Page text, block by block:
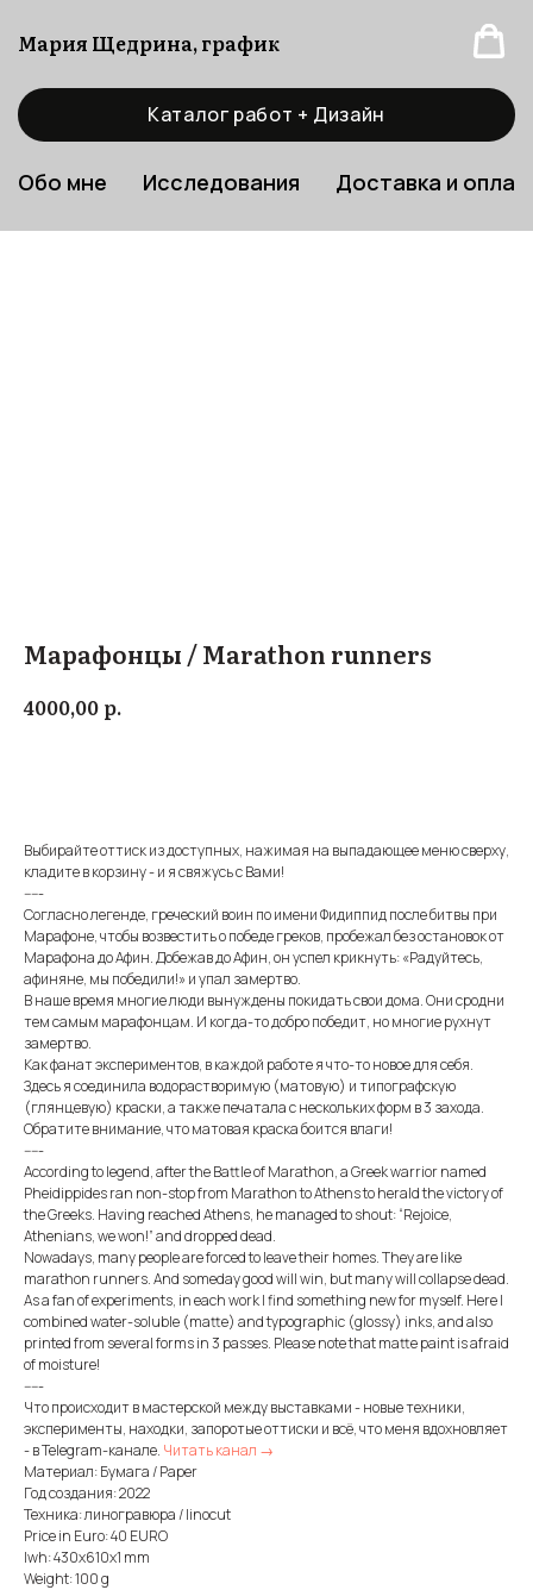
Мария Щедрина, график
Каталог работ + Дизайн
Обо мне Исследования Доставка и
Марафонцы / Marathon runners
4000,00 р.
Выбирайте оттиск из доступных, нажимая на выпадающее меню сверху,
кладите в корзину - и я свяжусь с Вами!
-----
Согласно легенде, греческий воин по имени Фидиппид после битвы при
Марафоне, чтобы возвестить о победе греков, пробежал без остановок от
Марафона до Афин. Добежав до Афин, он успел крикнуть: «Радуйтесь,
афиняне, мы победили!» и упал замертво.
В наше время многие люди вынуждены покидать свои дома. Они сродни
тем самым марафонцам. И когда-то добро победит, но многие рухнут
замертво.
Как фанат экспериментов, в каждой работе я что-то новое для себя.
Здесь я соединила водорастворимую (матовую) и типографскую
(глянцевую) краски, а также печатала с нескольких форм в 3 захода.
Обратите внимание, что матовая краска боится влаги!
-----
According to legend, after the Battle of Marathon, a Greek warrior named
Pheidippides ran non-stop from Marathon to Athens to herald the victory of
the Greeks. Having reached Athens, he managed to shout: “Rejoice,
Athenians, we won!” and dropped dead.
Nowadays, many people are forced to leave their homes. They are like
marathon runners. And someday good will win, but many will collapse dead.
As a fan of experiments, in each work I find something new for myself. Here I
combined water-soluble (matte) and typographic (glossy) inks, and also
printed from several forms in 3 passes. Please note that matte paint is afraid
of moisture!
-----
Что происходит в мастерской между выставками - новые техники,
эксперименты, находки, запоротые оттиски и всё, что меня вдохновляет
- в Telegram-канале. Читать канал →
Материал: Бумага / Paper
Год создания: 2022
Техника: линогравюра / linocut
Price in Euro: 40 EURO
lwh: 430x610x1 mm
Weight: 100 g